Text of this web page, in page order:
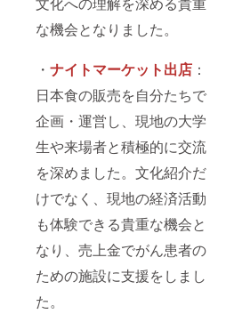
な機会となりました。
・ ナイトマーケット出店 ：
日本食の販売を自分たちで
企画・運営し、現地の大学
生や来場者と積極的に交流
を深めました。文化紹介だ
けでなく、現地の経済活動
も体験できる貴重な機会と
なり、売上金でがん患者の
ための施設に支援をしまし
た。